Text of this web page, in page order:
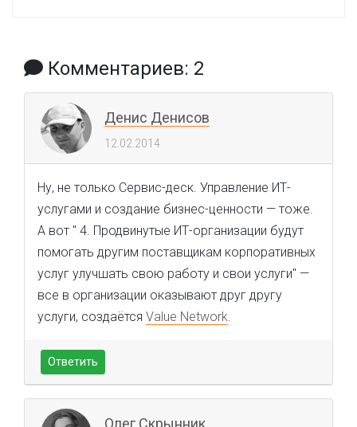
Комментариев: 2
Денис Денисов
12.02.2014
Ну, не только Сервис-деск. Управление ИТ-
услугами и создание бизнес-ценности — тоже.
А вот " 4. Продвинутые ИТ-организации будут
помогать другим поставщикам корпоративных
услуг улучшать свою работу и свои услуги" —
все в организации оказывают друг другу
услуги, создаётся Value Network.
Ответить
Олег Скрынник